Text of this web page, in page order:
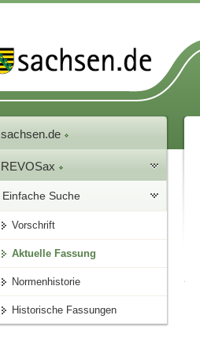
sachsen.de
REVOSax
Einfache Suche
Vorschrift
Aktuelle Fassung
Normenhistorie
Historische Fassungen